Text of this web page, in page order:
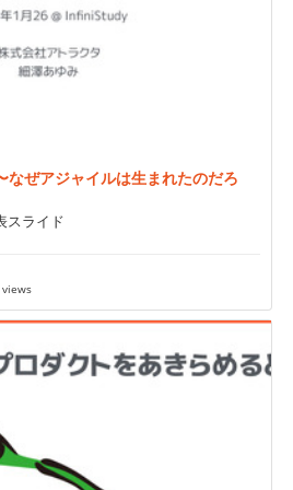
なぜアジャイルは生まれたのだろ
スライド